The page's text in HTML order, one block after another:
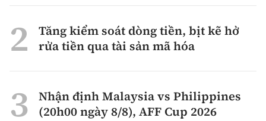
Tăng kiểm soát dòng tiền, bịt kẽ hở
rửa tiền qua tài sản mã hóa
Nhận định Malaysia vs Philippines
(20h00 ngày 8/8), AFF Cup 2026